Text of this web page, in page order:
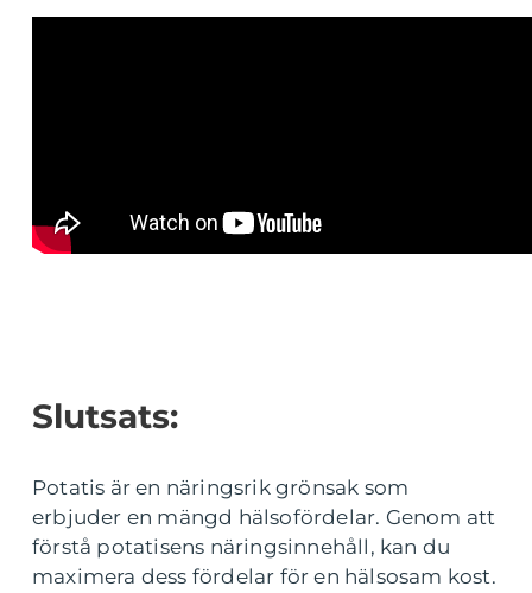
Slutsats:
Potatis är en näringsrik grönsak som
erbjuder en mängd hälsofördelar. Genom att
förstå potatisens näringsinnehåll, kan du
maximera dess fördelar för en hälsosam kost.